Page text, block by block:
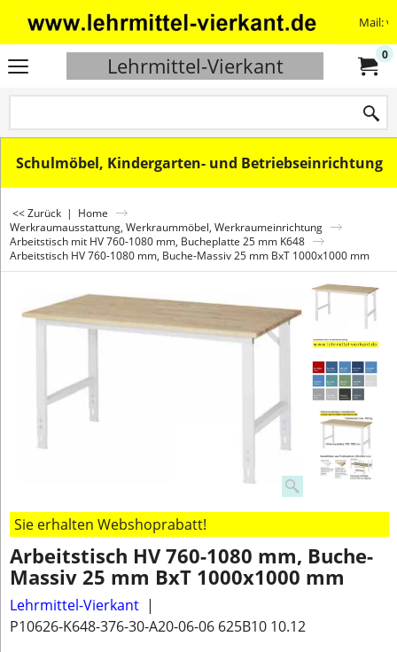
Mail:
Lehrmittel-Vierkant 0
Schulmöbel, Kindergarten- und Betriebseinrichtung
<< Zurück | Home
Werkraumausstattung, Werkraummöbel, Werkraumeinrichtung
Arbeitstisch mit HV 760-1080 mm, Bucheplatte 25 mm K648
Arbeitstisch HV 760-1080 mm, Buche-Massiv 25 mm BxT 1000x1000 mm
Sie erhalten Webshoprabatt!
Arbeitstisch HV 760-1080 mm, Buche-
Massiv 25 mm BxT 1000x1000 mm
Lehrmittel-Vierkant
P10626-K648-376-30-A20-06-06 625B10 10.12